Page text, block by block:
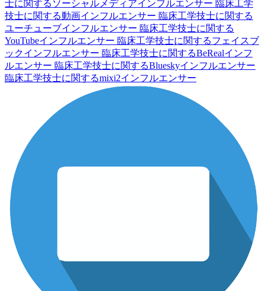
士に関するソーシャルメディアインフルエンサー 臨床工学
技士に関する動画インフルエンサー 臨床工学技士に関する
ユーチューブインフルエンサー 臨床工学技士に関する
YouTubeインフルエンサー 臨床工学技士に関するフェイスブ
ックインフルエンサー 臨床工学技士に関するBeRealインフ
ルエンサー 臨床工学技士に関するBlueskyインフルエンサー
臨床工学技士に関するmixi2インフルエンサー